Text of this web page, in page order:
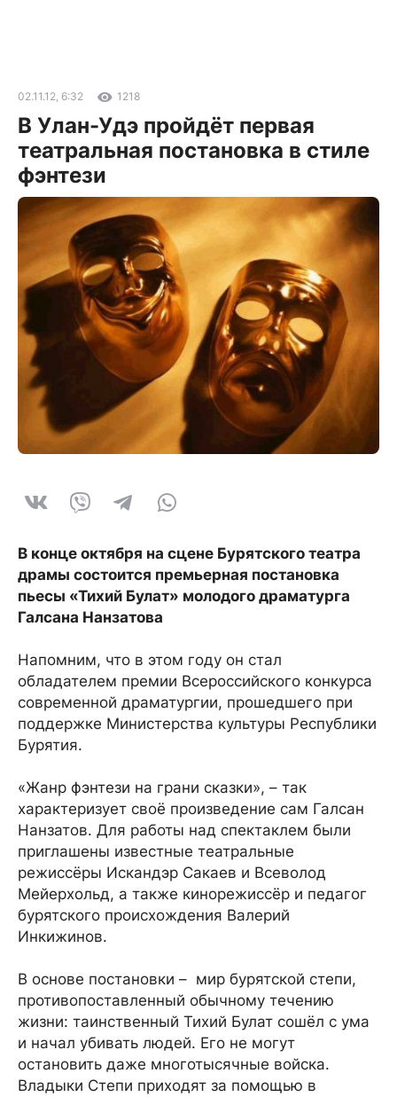
02.11.12, 6:32 1218
В Улан-Удэ пройдёт первая
театральная постановка в стиле
фэнтези
В конце октября на сцене Бурятского театра
драмы состоится премьерная постановка
пьесы «Тихий Булат» молодого драматурга
Галсана Нанзатова
Напомним, что в этом году он стал
обладателем премии Всероссийского конкурса
современной драматургии, прошедшего при
поддержке Министерства культуры Республики
Бурятия.
«Жанр фэнтези на грани сказки», – так
характеризует своё произведение сам Галсан
Нанзатов. Для работы над спектаклем были
приглашены известные театральные
режиссёры Искандэр Сакаев и Всеволод
Мейерхольд, а также кинорежиссёр и педагог
бурятского происхождения Валерий
Инкижинов.
В основе постановки – мир бурятской степи,
противопоставленный обычному течению
жизни: таинственный Тихий Булат сошёл с ума
и начал убивать людей. Его не могут
остановить даже многотысячные войска.
Владыки Степи приходят за помощью в